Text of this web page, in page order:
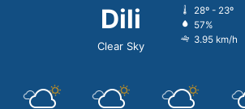
Dili
Clear Sky
28º - 23º
57%
3.95 km/h